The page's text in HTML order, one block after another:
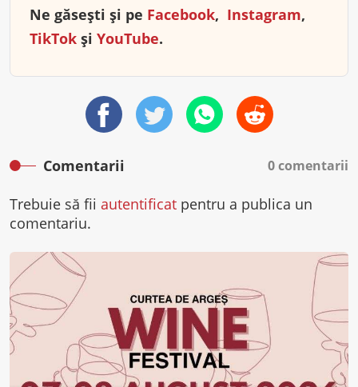
Ne găsești și pe Facebook, Instagram,
TikTok și YouTube.
Comentarii 0 comentarii
Trebuie să fii autentificat pentru a publica un
comentariu.